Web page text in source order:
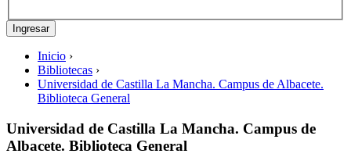
Inicio ›
Bibliotecas ›
Universidad de Castilla La Mancha. Campus de Albacete.
Biblioteca General
Universidad de Castilla La Mancha. Campus de
Albacete. Biblioteca General